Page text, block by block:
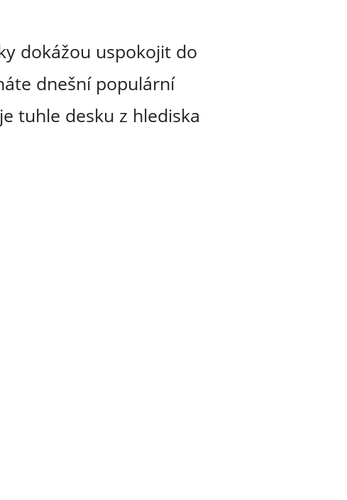
dokážou uspokojit do
dnešní populární
tuhle desku z hlediska